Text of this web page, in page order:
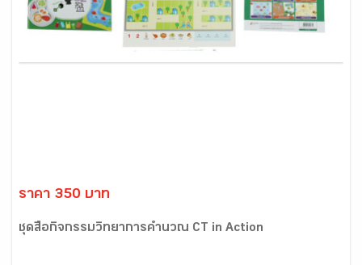
ราคา 350 บาท
ชุดสื่อกิจกรรมวิทยาการคำนวณ CT in Action